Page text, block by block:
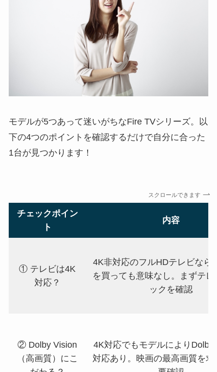
モデルが5つあって迷いがちなFire TVシリーズ。以
下の4つのポイントを確認するだけで自分に合った
1台が見つかります！
スクロールできます
チェックポイン
ト
内容
① テレビは4K
対応？
4K非対応のフルHDテレビなら
を買っても意味なし。まずテ
ックを確認
② Dolby Vision
（高画質）にこ
4K対応でもモデルによりDolby
対応あり。映画の最高画質を